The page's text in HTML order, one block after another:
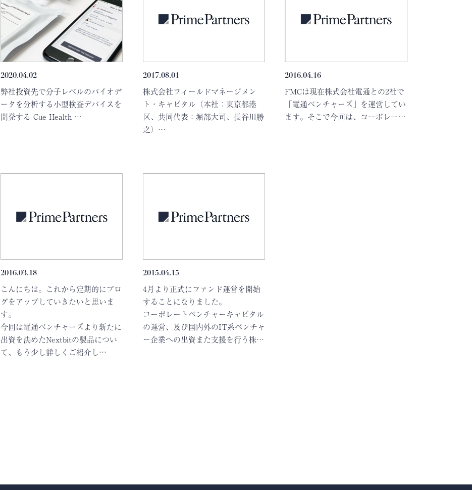
2020.04.02
弊社投資先で分子レベルのバイオデ
ータを分析する小型検査デバイスを
開発する Cue Health …
2017.08.01
株式会社フィールドマネージメン
ト・キャピタル（本社：東京都港
区、共同代表：堀部大司、長谷川勝
之）…
2016.04.16
FMCは現在株式会社電通との2社で
「電通ベンチャーズ」を運営してい
ます。そこで今回は、コーポレー…
2016.03.18
こんにちは。これから定期的にブロ
グをアップしていきたいと思いま
す。
今回は電通ベンチャーズより新たに
出資を決めたNextbitの製品につい
て、もう少し詳しくご紹介し…
2015.04.15
4月より正式にファンド運営を開始
することになりました。
コーポレートベンチャーキャピタル
の運営、及び国内外のIT系ベンチャ
ー企業への出資また支援を行う株…